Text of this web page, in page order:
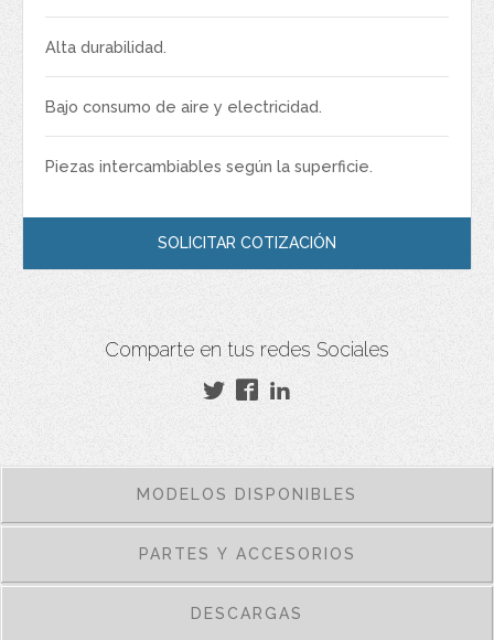
Alta durabilidad.
Bajo consumo de aire y electricidad.
Piezas intercambiables según la superficie.
SOLICITAR COTIZACIÓN
Comparte en tus redes Sociales
MODELOS DISPONIBLES
PARTES Y ACCESORIOS
DESCARGAS